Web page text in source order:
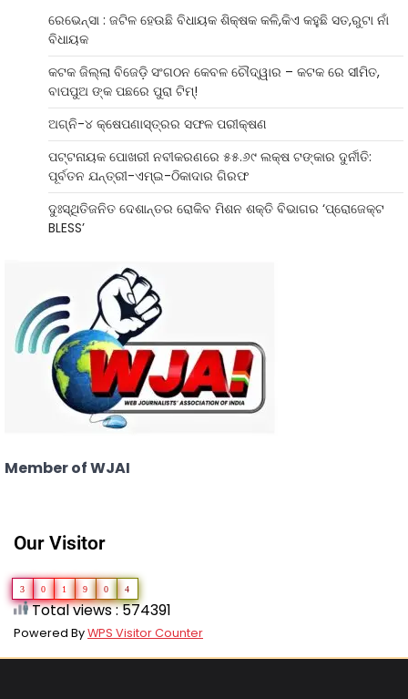
ରେଭେନ୍ସା : ଜଟିଳ ହେଉଛି ବିଧାୟକ ଶିକ୍ଷକ କଳି,କିଏ କହୁଛି ସତ,ରୁଟା ନାଁ
ବିଧାୟକ
କଟକ ଜିଲ୍ଲା ବିଜେଡ଼ି ସଂଗଠନ କେବଳ ଚୌଦ୍ୱାର – କଟକ ରେ ସୀମିତ,
ବାପପୁଅ ଙ୍କ ପଛରେ ପୁରା ଟିମ୍!
ଅଗ୍ନି-୪ କ୍ଷେପଣାସ୍ତ୍ରର ସଫଳ ପରୀକ୍ଷଣ
ପଟ୍ଟନାୟକ ପୋଖରୀ ନବୀକରଣରେ ୫୫.୬୯ ଲକ୍ଷ ଟଙ୍କାର ଦୁର୍ନୀତି:
ପୂର୍ବତନ ଯନ୍ତ୍ରୀ-ଏମ୍‌ଇ-ଠିକାଦାର ଗିରଫ
ଦୁଃସ୍ଥିତିଜନିତ ଦେଶାନ୍ତର ରୋକିବ ମିଶନ ଶକ୍ତି ବିଭାଗର ‘ପ୍ରୋଜେକ୍ଟ
BLESS’
Member of WJAI
Our Visitor
3 0 1 9 0 4
Total views : 574391
Powered ByWPS Visitor Counter